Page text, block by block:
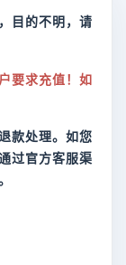
目的不明，请
要求充值！ 如
款处理。如您
过官方客服渠